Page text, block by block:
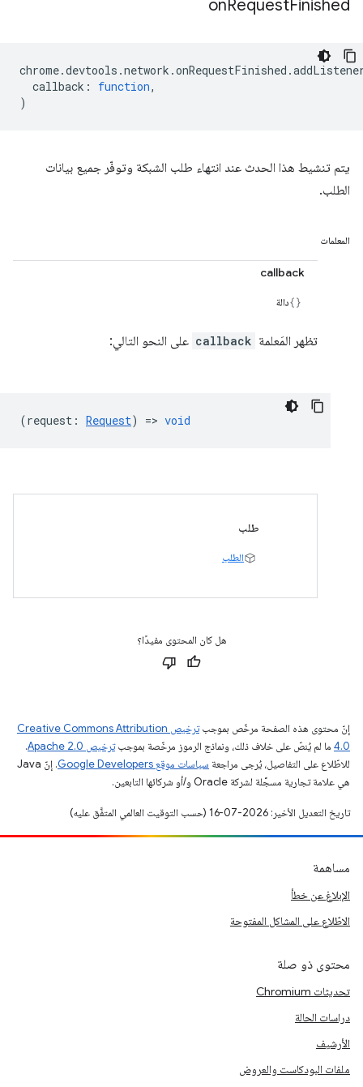
onRequestFinished
chrome.devtools .network .onRequestFinished .
callback : function,
)
يتم تنشيط هذا الحدث عند انتهاء طلب الشبكة وتوفّر جميع بيانات
الطلب.
المعلمات
callback
دالة
تظهر المَعلمة callback على النحو التالي:
(request : Request) => void
طلب
الطلب
هل كان المحتوى مفيدًا؟
إنّ محتوى هذه الصفحة مرخّص بموجب
ترخيص Creative Commons Attribution
4.0‏ ما لم يُنصّ على خلاف ذلك، ونماذج الرموز مرخّصة بموجبترخيص Apache 2.0‏
.
للاطّلاع على التفاصيل، يُرجى مراجعة سياسات موقع Google Developers‏
. إنّ Java
هي علامة تجارية مسجَّلة لشركة Oracle و/أو شركائها التابعين.
تاريخ التعديل الأخير: 2026-07-16 (حسب التوقيت العالمي المتفَّق عليه)
مساهمة
الإبلاغ عن خطأ
الاطّلاع على المشاكل المفتوحة
محتوى ذو صلة
تحديثات Chromium
دراسات الحالة
الأرشيف
ملفات البودكاست والعروض